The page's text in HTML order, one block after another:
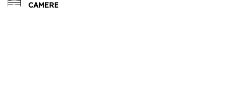
CAMERE